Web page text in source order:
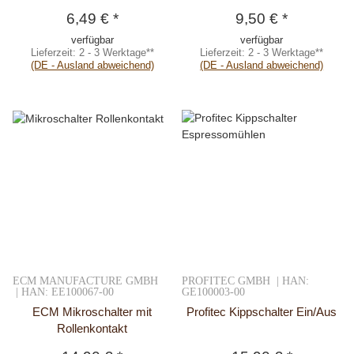
6,49 € *
verfügbar
Lieferzeit: 2 - 3 Werktage**
(DE - Ausland abweichend)
9,50 €*
verfügbar
Lieferzeit:2 - 3 Werktage**
(DE - Ausland abweichend)
ECM MANUFACTURE GMBH
| HAN: EE100067-00
ECM Mikroschalter mit
Rollenkontakt
PROFITEC GMBH | HAN:
GE100003-00
Profitec Kippschalter Ein/Aus